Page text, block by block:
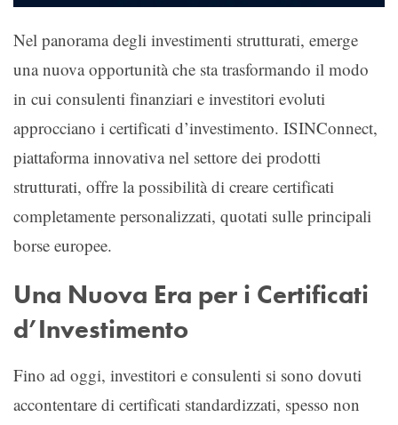
Nel panorama degli investimenti strutturati, emerge
una nuova opportunità che sta trasformando il modo
in cui consulenti finanziari e investitori evoluti
approcciano i certificati d’investimento. ISINConnect,
piattaforma innovativa nel settore dei prodotti
strutturati, offre la possibilità di creare certificati
completamente personalizzati, quotati sulle principali
borse europee.
Una Nuova Era per i Certificati
d’Investimento
Fino ad oggi, investitori e consulenti si sono dovuti
accontentare di certificati standardizzati, spesso non